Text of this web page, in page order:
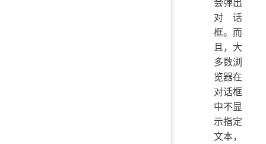
对话
框。而
且，大
多数浏
览器在
对话框
中不显
示指定
文本，